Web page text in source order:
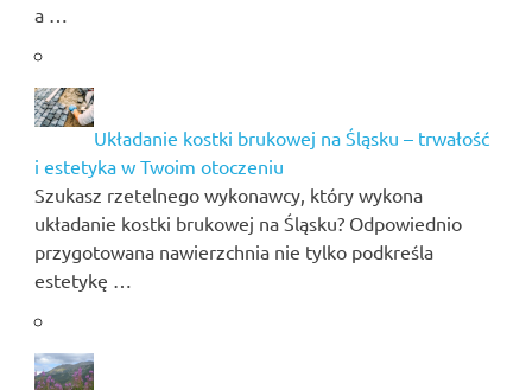
a …
Układanie kostki brukowej na Śląsku – trwałość
i estetyka w Twoim otoczeniu
Szukasz rzetelnego wykonawcy, który wykona
układanie kostki brukowej na Śląsku? Odpowiednio
przygotowana nawierzchnia nie tylko podkreśla
estetykę …